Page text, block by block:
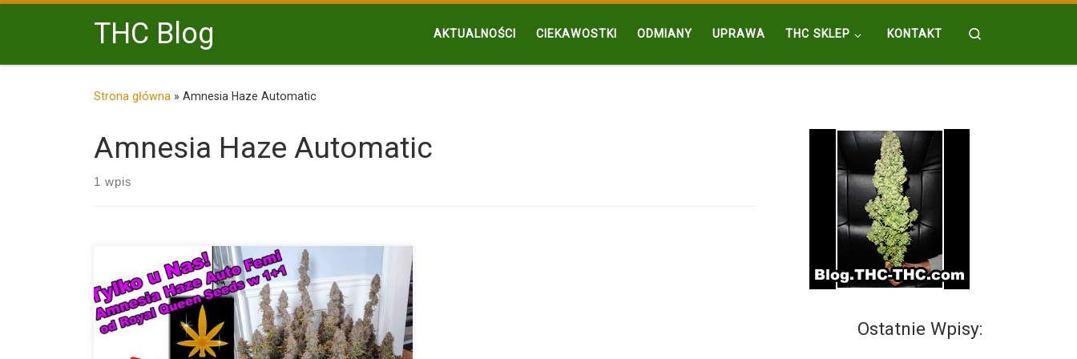
Przejdź do treściTHC Blog AKTUALNOŚCI CIEKAWOSTKI ODMIANY UPRAWA THC SKLEP KONTAKT
Strona główna » Amnesia Haze Automatic
Amnesia Haze Automatic
1 wpis
Uwaga, uwaga! Promocja specjalnie dla miłośników
klasyków, a zarazem niezwykłej […]
Ostatnie Wpisy: